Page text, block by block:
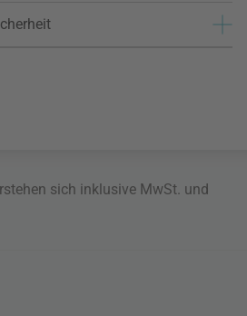
sich inklusive MwSt. und